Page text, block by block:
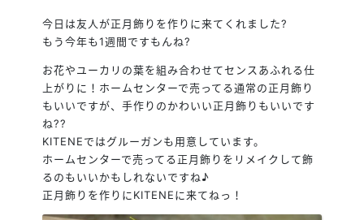
今日は友人が正月飾りを作りに来てくれました?
もう今年も1週間ですもんね?
お花やユーカリの葉を組み合わせてセンスあふれる仕
上がりに！ホームセンターで売ってる通常の正月飾り
もいいですが、手作りのかわいい正月飾りもいいです
ね??
KITENEではグルーガンも用意しています。
ホームセンターで売ってる正月飾りをリメイクして飾
るのもいいかもしれないですね♪
正月飾りを作りにKITENEに来てねっ！